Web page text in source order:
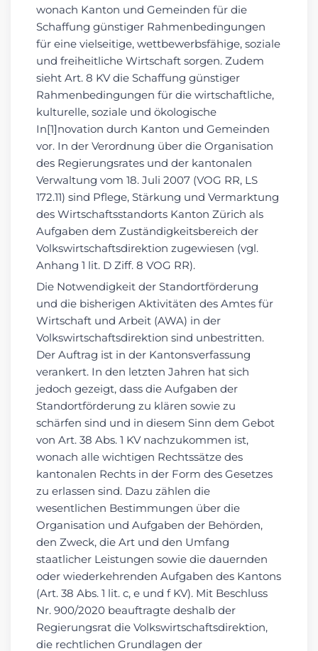
wonach Kanton und Gemeinden für die
Schaffung günstiger Rahmenbedingungen
für eine vielseitige, wettbewerbsfähige, soziale
und freiheitliche Wirtschaft sorgen. Zudem
sieht Art. 8 KV die Schaffung günstiger
Rahmenbedingungen für die wirtschaftliche,
kulturelle, soziale und ökologische
In[1]novation durch Kanton und Gemeinden
vor. In der Verordnung über die Organisation
des Regierungsrates und der kantonalen
Verwaltung vom 18. Juli 2007 (VOG RR, LS
172.11) sind Pflege, Stärkung und Vermarktung
des Wirtschaftsstandorts Kanton Zürich als
Aufgaben dem Zuständigkeitsbereich der
Volkswirtschaftsdirektion zugewiesen (vgl.
Anhang 1 lit. D Ziff. 8 VOG RR).
Die Notwendigkeit der Standortförderung
und die bisherigen Aktivitäten des Amtes für
Wirtschaft und Arbeit (AWA) in der
Volkswirtschaftsdirektion sind unbestritten.
Der Auftrag ist in der Kantonsverfassung
verankert. In den letzten Jahren hat sich
jedoch gezeigt, dass die Aufgaben der
Standortförderung zu klären sowie zu
schärfen sind und in diesem Sinn dem Gebot
von Art. 38 Abs. 1 KV nachzukommen ist,
wonach alle wichtigen Rechtssätze des
kantonalen Rechts in der Form des Gesetzes
zu erlassen sind. Dazu zählen die
wesentlichen Bestimmungen über die
Organisation und Aufgaben der Behörden,
den Zweck, die Art und den Umfang
staatlicher Leistungen sowie die dauernden
oder wiederkehrenden Aufgaben des Kantons
(Art. 38 Abs. 1 lit. c, e und f KV). Mit Beschluss
Nr. 900/2020 beauftragte deshalb der
Regierungsrat die Volkswirtschaftsdirektion,
die rechtlichen Grundlagen der